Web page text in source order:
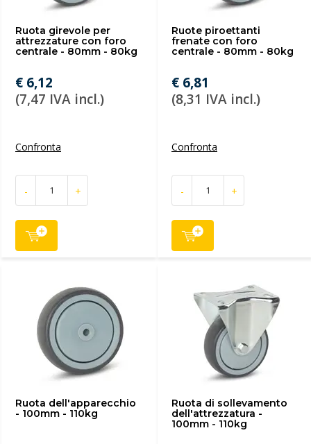
Ruota girevole per
attrezzature con foro
centrale - 80mm - 80kg
€ 6,12
(7,47 IVA incl.)
Confronta
- +
Ruote piroettanti
frenate con foro
centrale - 80mm - 80kg
€ 6,81
(8,31 IVA incl.)
Confronta
- +
Ruota dell'apparecchio
- 100mm - 110kg
Ruota di sollevamento
dell'attrezzatura -
100mm - 110kg